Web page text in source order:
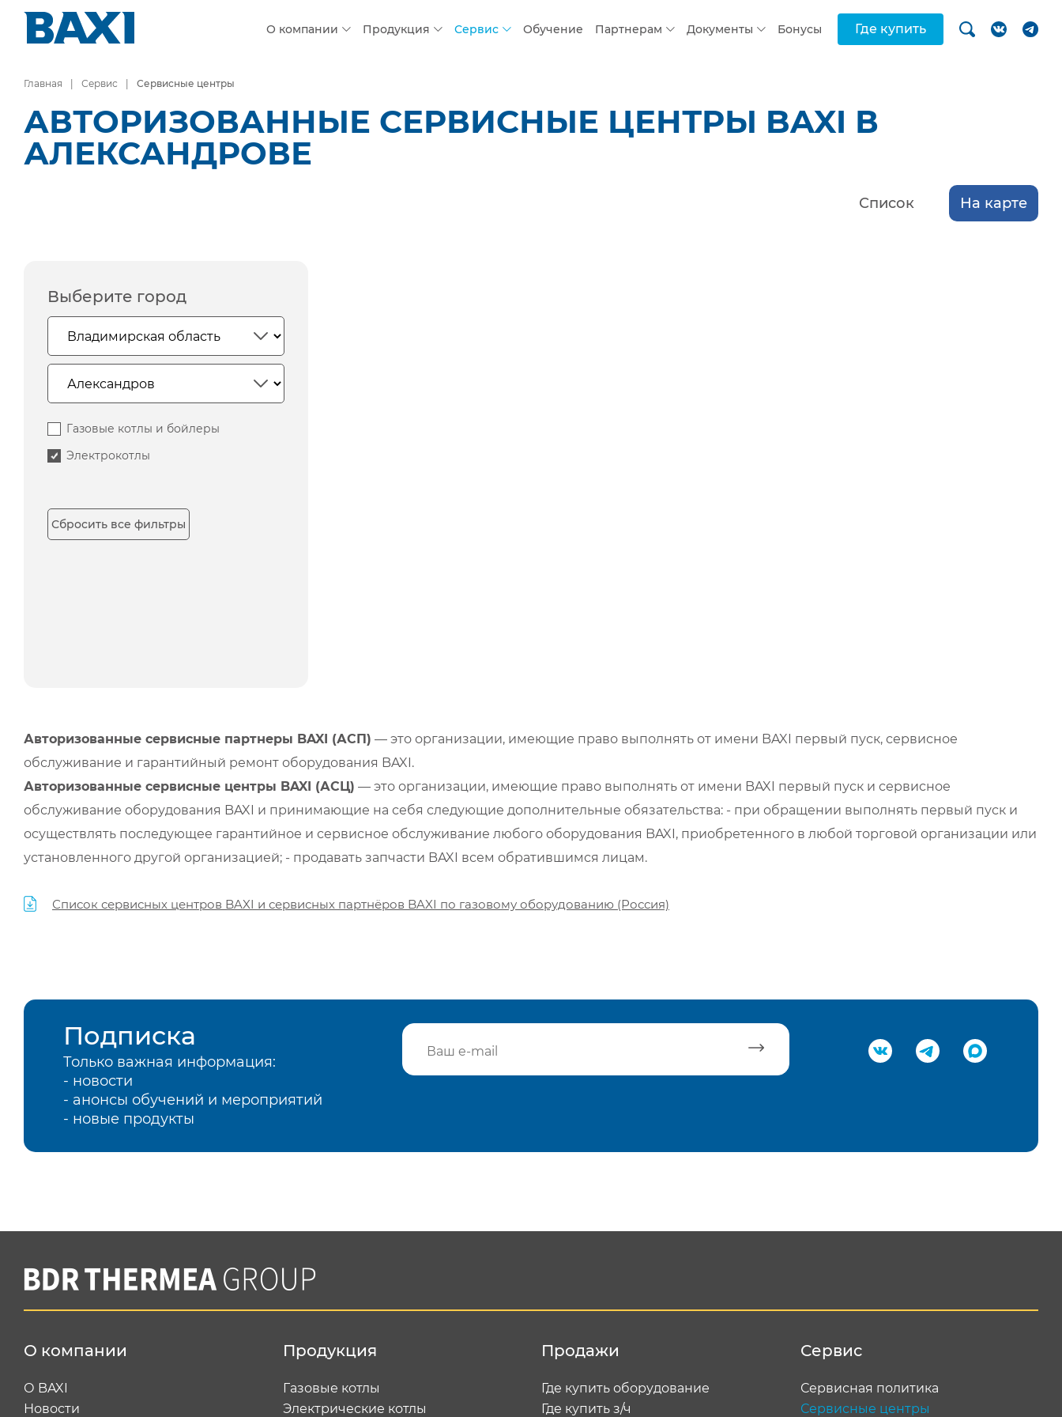
О компании Продукция Сервис Обучение Партнерам Документы Бонусы Где купить
Главная Сервис Сервисные центры
АВТОРИЗОВАННЫЕ СЕРВИСНЫЕ ЦЕНТРЫ BAXI В
АЛЕКСАНДРОВЕ
Список На карте
Выберите город
Газовые котлы и бойлеры
Электрокотлы
Сбросить все фильтры
Авторизованные сервисные партнеры BAXI (АСП) — это организации, имеющие право выполнять от имени BAXI первый пуск, сервисное
обслуживание и гарантийный ремонт оборудования BAXI.
Авторизованные сервисные центры BAXI (АСЦ) — это организации, имеющие право выполнять от имени BAXI первый пуск и сервисное
обслуживание оборудования BAXI и принимающие на себя следующие дополнительные обязательства: - при обращении выполнять первый пуск и
осуществлять последующее гарантийное и сервисное обслуживание любого оборудования BAXI, приобретенного в любой торговой организации или
установленного другой организацией; - продавать запчасти BAXI всем обратившимся лицам.
Список сервисных центров BAXI и сервисных партнёров BAXI по газовому оборудованию (Россия)
Подписка
Только важная информация:
- новости
- анонсы обучений и мероприятий
- новые продукты
О компании
О BAXI
Новости
Продукция
Газовые котлы
Электрические котлы
Продажи
Где купить оборудование
Где купить з/ч
Сервис
Сервисная политика
Сервисные центры